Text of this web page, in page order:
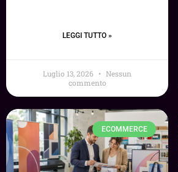
LEGGI TUTTO »
Luglio 13, 2026
Nessun
commento
ECOMMERCE